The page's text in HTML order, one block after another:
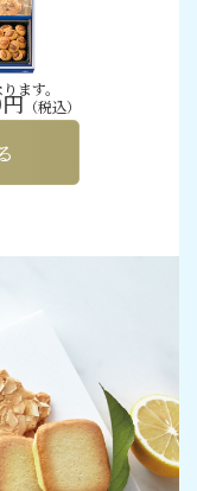
ます。
（税込）